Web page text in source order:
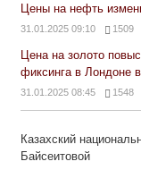
Цены на нефть
31.01.2025 09:10 1509
Цена на золото
фиксинга в Лондоне в
31.01.2025 08:45 1548
Казахский
Байсеитовой